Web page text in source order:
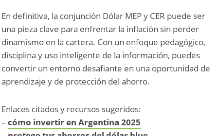
En definitiva, la conjunción Dólar MEP y CER puede ser
una pieza clave para enfrentar la inflación sin perder
dinamismo en la cartera. Con un enfoque pedagógico,
disciplina y uso inteligente de la información, puedes
convertir un entorno desafiante en una oportunidad de
aprendizaje y de protección del ahorro.
Enlaces citados y recursos sugeridos:
–cómo invertir en Argentina 2025